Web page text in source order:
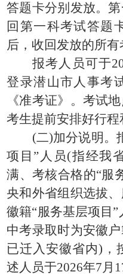
答题卡分别发放。
回第一科考试答题
后，收回发放的所有
报考人员可于
登录潜山市人事考
《准考证》。考试
考生提前安排好行程
(二)加分说明。
项目”人员(指经我
满、考核合格的“服
央和外省组织选拔
徽籍“服务基层项目”
中考录取时为安徽
已迁入安徽省内)，
述人员于2026年7月